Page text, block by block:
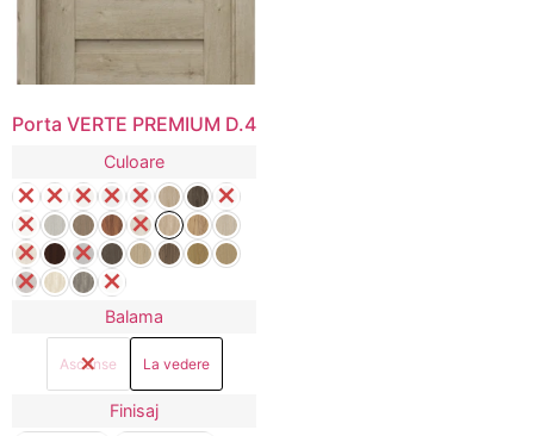
Porta VERTE PREMIUM D.4
Culoare
Balama
Ascunse La vedere
Finisaj